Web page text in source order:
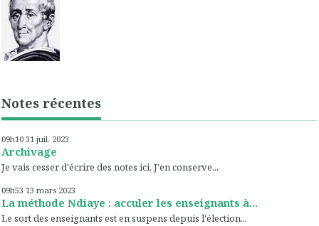
Notes récentes
09h10 31 juil. 2023
Archivage
Je vais cesser d'écrire des notes ici. J'en conserve...
09h53 13 mars 2023
La méthode Ndiaye : acculer les enseignants à...
Le sort des enseignants est en suspens depuis l'élection...